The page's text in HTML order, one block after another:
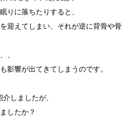
りに落ちたりすると、
迎えてしまい、それが逆に背骨や骨
、
影響が出てきてしまうのです。
しましたが、
したか？